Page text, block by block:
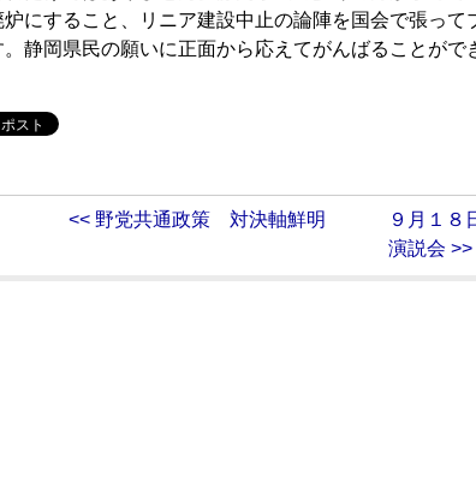
炉にすること、リニア建設中止の論陣を国会で張って
。静岡県民の願いに正面から応えてがんばることがで
<< 野党共通政策 対決軸鮮明
９月１
演説会 >>